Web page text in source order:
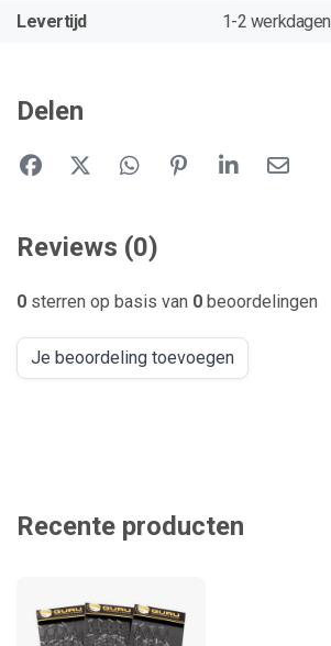
Levertijd 1-2 werkdagen
Delen
Reviews (0)
0 sterren op basis van 0 beoordelingen
Je beoordeling toevoegen
Recente producten